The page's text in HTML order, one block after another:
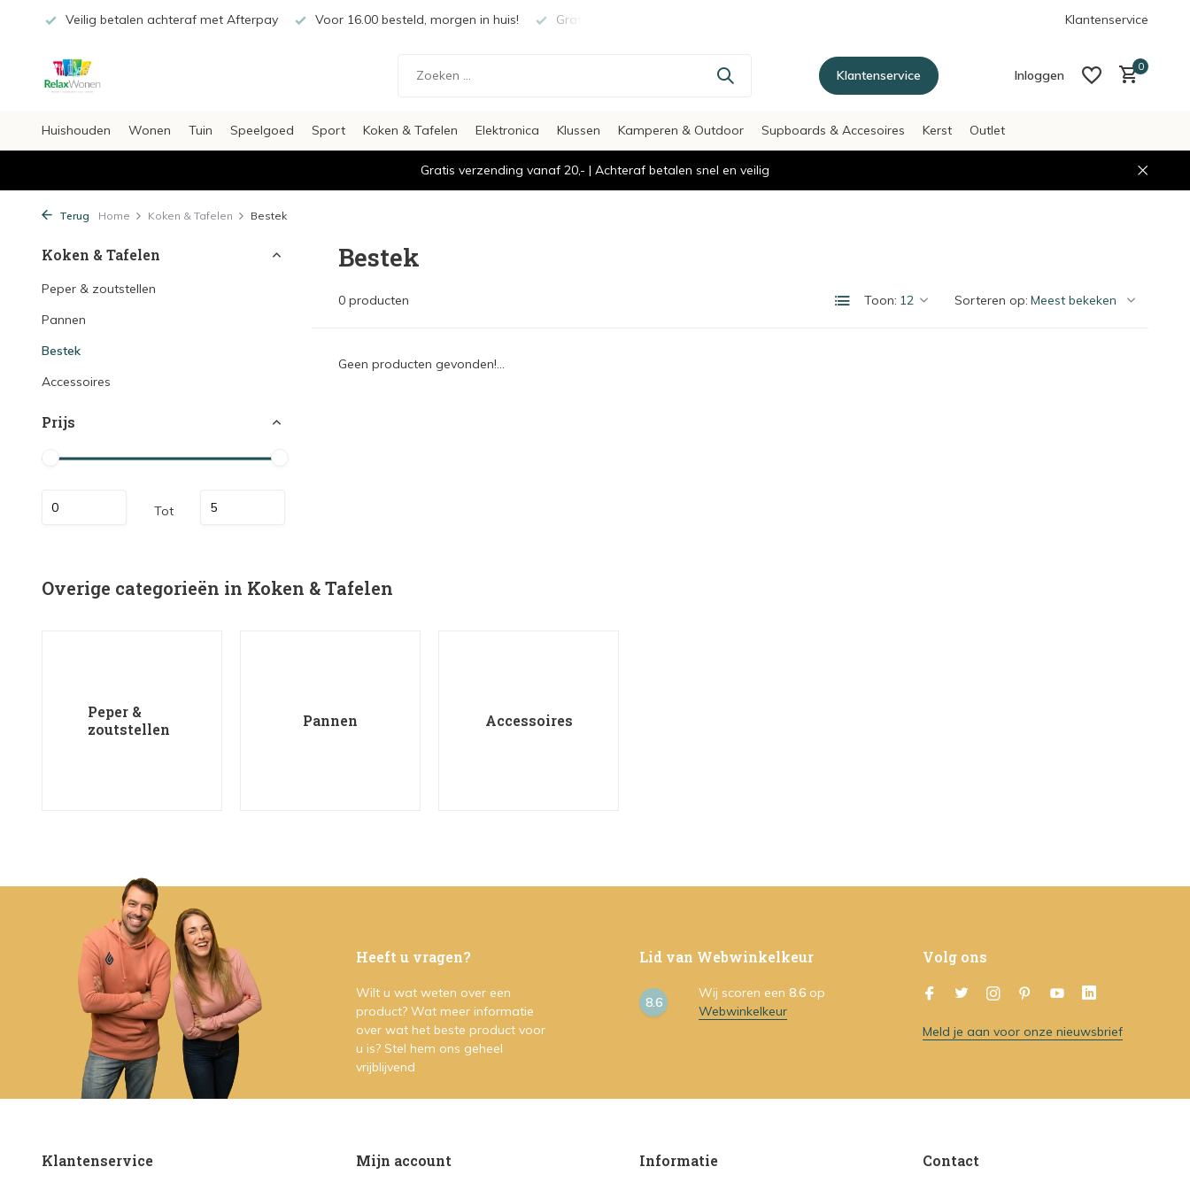
Veilig betalen achteraf met Afterpay Voor 16.00 besteld, morgen in huis! Gratis verzending vanaf €20,- Klantenservice
Klantenservice Inloggen
0
Huishouden Wonen Tuin Speelgoed Sport Koken & Tafelen Elektronica Klussen Kamperen & Outdoor Supboards & Accesoires Kerst Outlet
Gratis verzending vanaf 20,- | Achteraf betalen snel en veilig
Terug Home Koken & Tafelen Bestek
Koken & Tafelen
Peper & zoutstellen
Pannen
Bestek
Accessoires
Prijs
Tot
Bestek
0 producten Toon: Sorteren op:
Geen producten gevonden!...
Overige categorieën in Koken & Tafelen
Peper &
zoutstellen
Pannen Accessoires
Heeft u vragen?
Wilt u wat weten over een
product? Wat meer informatie
over wat het beste product voor
u is? Stel hem ons geheel
vrijblijvend
Lid van Webwinkelkeur
8.6
Wij scoren een 8.6 op
Webwinkelkeur
Volg ons
Meld je aan voor onze nieuwsbrief
Klantenservice Mijn account Informatie Contact